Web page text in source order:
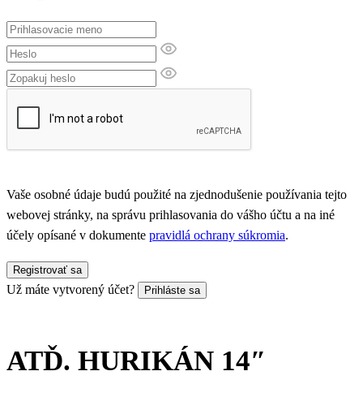
Vaše osobné údaje budú použité na zjednodušenie používania tejto
webovej stránky, na správu prihlasovania do vášho účtu a na iné
účely opísané v dokumente pravidlá ochrany súkromia.
Registrovať sa
Už máte vytvorený účet? Prihláste sa
ATĎ. HURIKÁN 14″